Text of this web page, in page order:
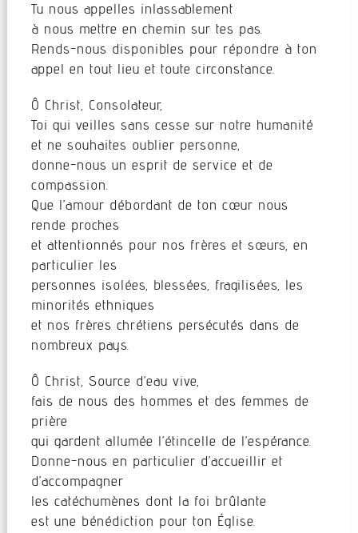
Tu nous appelles inlassablement
à nous mettre en chemin sur tes pas.
Rends-nous disponibles pour répondre à ton
appel en tout lieu et toute circonstance.
Ô Christ, Consolateur,
Toi qui veilles sans cesse sur notre humanité
et ne souhaites oublier personne,
donne-nous un esprit de service et de
compassion.
Que l’amour débordant de ton cœur nous
rende proches
et attentionnés pour nos frères et sœurs, en
particulier les
personnes isolées, blessées, fragilisées, les
minorités ethniques
et nos frères chrétiens persécutés dans de
nombreux pays.
Ô Christ, Source d’eau vive,
fais de nous des hommes et des femmes de
prière
qui gardent allumée l’étincelle de l’espérance.
Donne-nous en particulier d’accueillir et
d’accompagner
les catéchumènes dont la foi brûlante
est une bénédiction pour ton Église.